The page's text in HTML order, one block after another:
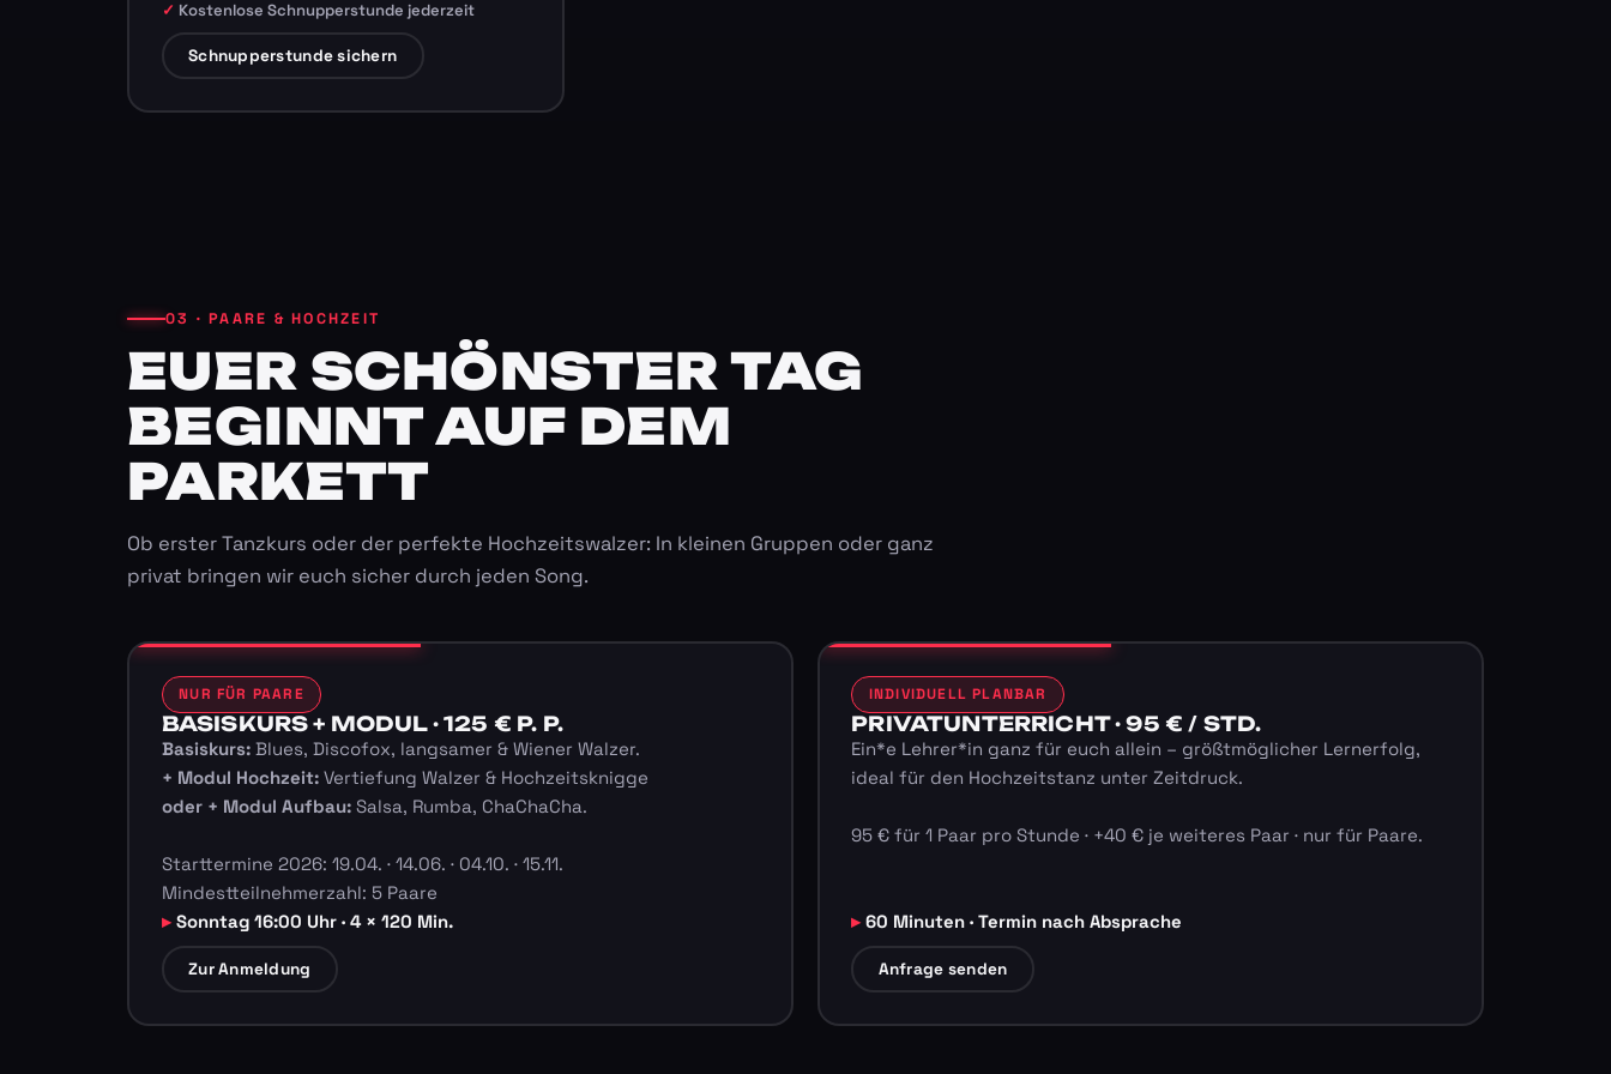
Kostenlose Schnupperstunde jederzeit
Schnupperstunde sichern
03 · PAARE & HOCHZEIT
EUER SCHÖNSTER TAG
BEGINNT AUF DEM
PARKETT
Ob erster Tanzkurs oder der perfekte Hochzeitswalzer: In kleinen Gruppen oder ganz
privat bringen wir euch sicher durch jeden Song.
NUR FÜR PAARE
BASISKURS + MODUL · 125 € P. P.
Basiskurs:Blues, Discofox, langsamer & Wiener Walzer.
+ Modul Hochzeit:Vertiefung Walzer & Hochzeitsknigge
oder + Modul Aufbau:Salsa, Rumba, ChaChaCha.
Starttermine 2026: 19.04. · 14.06. · 04.10. · 15.11.
Mindestteilnehmerzahl: 5 Paare
Sonntag 16:00 Uhr · 4 × 120 Min.
Zur Anmeldung
INDIVIDUELL PLANBAR
PRIVATUNTERRICHT · 95 € / STD.
Ein*e Lehrer*in ganz für euch allein – größtmöglicher Lernerfolg,
ideal für den Hochzeitstanz unter Zeitdruck.
95 € für 1 Paar pro Stunde · +40 € je weiteres Paar · nur für Paare.
60 Minuten · Termin nach Absprache
Anfrage senden